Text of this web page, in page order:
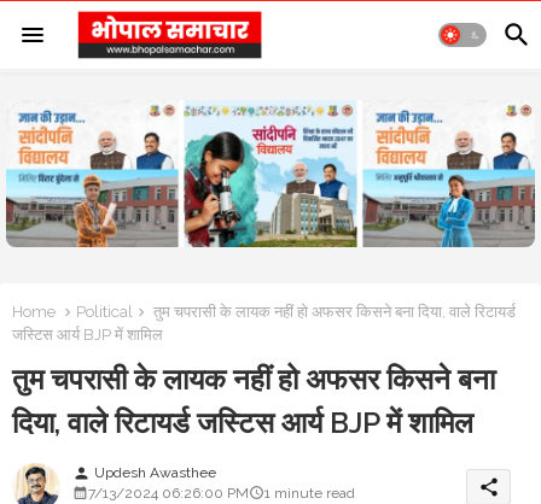
Home Political
तुम चपरासी के लायक नहीं हो अफसर किसने बना दिया, वाले रिटायर्ड
जस्टिस आर्य BJP में शामिल
तुम चपरासी के लायक नहीं हो अफसर किसने बना
दिया, वाले रिटायर्ड जस्टिस आर्य BJP में शामिल
person Updesh Awasthee
7/13/2024 06:26:00 PM
1 minute read share